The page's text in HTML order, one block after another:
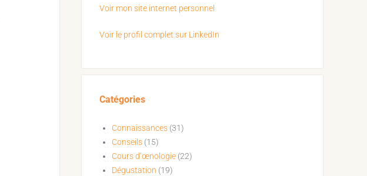
Voir mon site internet personnel
Voir le profil complet sur LinkedIn
Catégories
Connaissances (31)
Conseils (15)
Cours d’œnologie (22)
Dégustation (19)